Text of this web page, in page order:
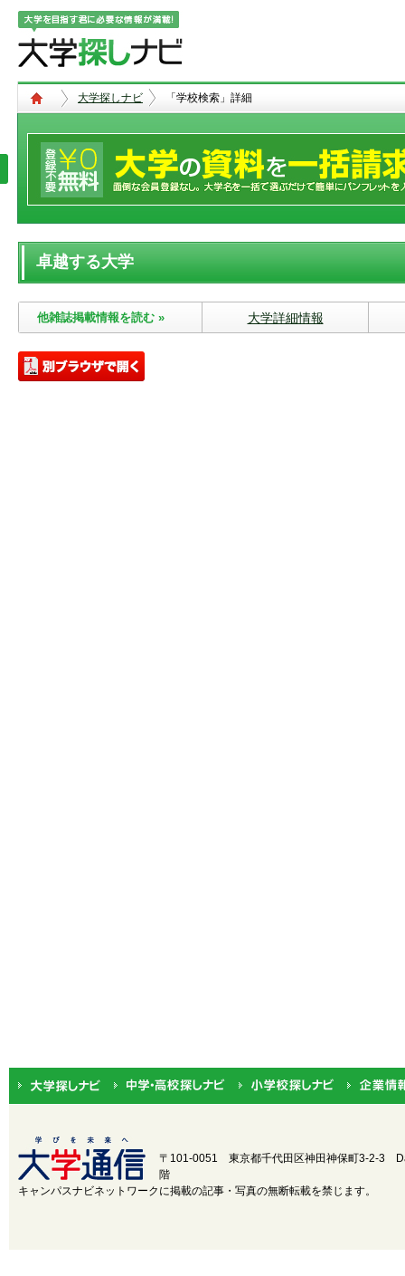
大学探しナビ 「学校検索」詳細
卓越する大学
他雑誌掲載情報を読む » 大学詳細情報
〒101-0051 東京都千代田区神田神保町3-2-3
階
キャンパスナビネットワークに掲載の記事・写真の無断転載を禁じます。